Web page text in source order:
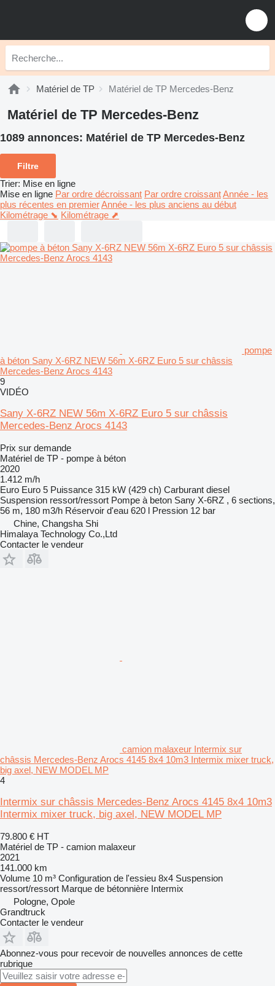
Matériel de TP Matériel de TP Mercedes-Benz
Matériel de TP Mercedes-Benz
1089 annonces: Matériel de TP Mercedes-Benz
Filtre
Trier: Mise en ligne
Mise en ligne Par ordre décroissant Par ordre croissantAnnée - les
plus récentes en premierAnnée - les plus anciens au début
Kilométrage ⬊ Kilométrage ⬈
pompe
à béton Sany X-6RZ NEW 56m X-6RZ Euro 5 sur châssis
Mercedes-Benz Arocs 4143
9
VIDÉO
Sany X-6RZ NEW 56m X-6RZ Euro 5 sur châssis
Mercedes-Benz Arocs 4143
Prix sur demande
Matériel de TP - pompe à béton
2020
1.412 m/h
Euro Euro 5 Puissance 315 kW (429 ch) Carburant diesel
Suspension ressort/ressort Pompe à beton Sany X-6RZ , 6 sections,
56 m, 180 m3/h Réservoir d'eau 620 l Pression 12 bar
Chine, Changsha Shi
Himalaya Technology Co.,Ltd
Contacter le vendeur
camion malaxeur Intermix sur
châssis Mercedes-Benz Arocs 4145 8x4 10m3 Intermix mixer truck,
big axel, NEW MODEL MP
4
Intermix sur châssis Mercedes-Benz Arocs 4145 8x4 10m3
Intermix mixer truck, big axel, NEW MODEL MP
79.800 € HT
Matériel de TP - camion malaxeur
2021
141.000 km
Volume 10 m³ Configuration de l'essieu 8x4 Suspension
ressort/ressort Marque de bétonnière Intermix
Pologne, Opole
Grandtruck
Contacter le vendeur
Abonnez-vous pour recevoir de nouvelles annonces de cette
rubrique